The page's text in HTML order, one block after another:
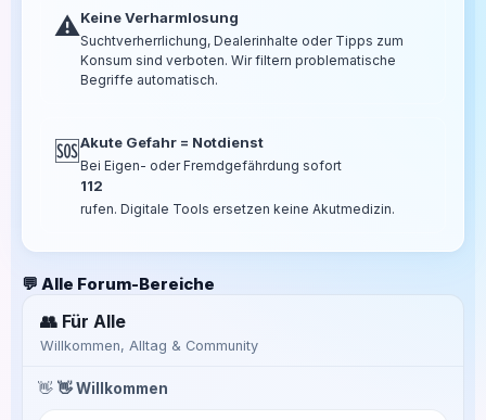
⚠️Keine Verharmlosung
Suchtverherrlichung, Dealerinhalte oder Tipps zum
Konsum sind verboten. Wir filtern problematische
Begriffe automatisch.
🆘Akute Gefahr = Notdienst
Bei Eigen- oder Fremdgefährdung sofort
112
rufen. Digitale Tools ersetzen keine Akutmedizin.
💬 Alle Forum-Bereiche
👥 Für Alle
Willkommen, Alltag & Community
👋 👋 Willkommen